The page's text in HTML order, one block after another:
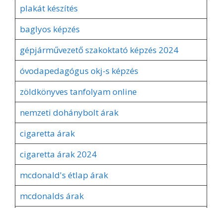
plakát készítés
baglyos képzés
gépjárművezető szakoktató képzés 2024
óvodapedagógus okj-s képzés
zöldkönyves tanfolyam online
nemzeti dohánybolt árak
cigaretta árak
cigaretta árak 2024
mcdonald's étlap árak
mcdonalds árak